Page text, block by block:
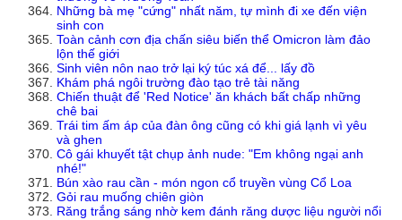
Những bà mẹ "cứng" nhất năm, tự mình đi xe đến viện
sinh con
Toàn cảnh cơn địa chấn siêu biến thể Omicron làm đảo
lộn thế giới
Sinh viên nôn nao trở lại ký túc xá để... lấy đồ
Khám phá ngôi trường đào tạo trẻ tài năng
Chiến thuật để 'Red Notice' ăn khách bất chấp những
chê bai
Trái tim ấm áp của đàn ông cũng có khi giá lạnh vì yêu
và ghen
Cô gái khuyết tật chụp ảnh nude: "Em không ngại anh
nhé!"
Bún xào rau cần - món ngon cổ truyền vùng Cổ Loa
Gỏi rau muống chiên giòn
Răng trắng sáng nhờ kem đánh răng dược liệu người nổi